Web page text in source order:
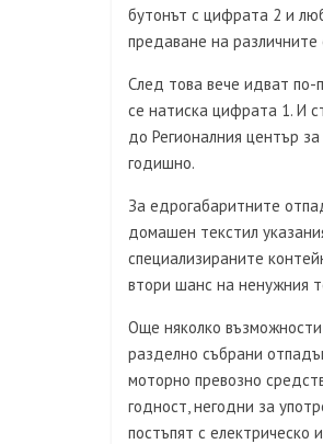
бутонът с цифрата 2 и
предаване на различните
След това вече идват
се натиска цифрата 1. И
до Регионалния център
годишно.
За едрогабаритните
домашен текстил
специализираните
втори шанс на ненужния
Още няколко
разделно събрани
моторно превозно
годност, негодни за
постъпят с електрическо